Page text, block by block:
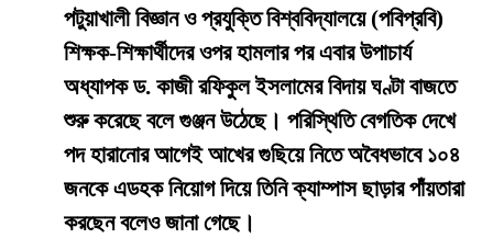
পটুয়াখালী বিজ্ঞান ও প্রযুক্তি বিশ্ববিদ্যালয়ে (পবিপ্রবি)
শিক্ষক-শিক্ষার্থীদের ওপর হামলার পর এবার উপাচার্য
অধ্যাপক ড. কাজী রফিকুল ইসলামের বিদায় ঘণ্টা বাজতে
শুরু করেছে বলে গুঞ্জন উঠেছে। পরিস্থিতি বেগতিক দেখে
পদ হারানোর আগেই আখের গুছিয়ে নিতে অবৈধভাবে ১০৪
জনকে এডহক নিয়োগ দিয়ে তিনি ক্যাম্পাস ছাড়ার পাঁয়তারা
করছেন বলেও জানা গেছে।